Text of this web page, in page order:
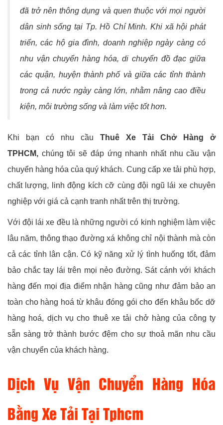
đã trở nên thông dụng và quen thuộc với mọi người
dân sinh sống tại Tp. Hồ Chí Minh. Khi xã hội phát
triển, các hộ gia đình, doanh nghiệp ngày càng có
nhu vận chuyển hàng hóa, di chuyển đồ đạc giữa
các quận, huyện thành phố và giữa các tỉnh thành
trong cả nước ngày càng lớn, nhằm nâng cao điều
kiện, môi trường sống và làm việc tốt hơn.
Khi bạn có nhu cầu Thuê Xe Tải Chở Hàng ở
TPHCM, chúng tôi sẽ đáp ứng nhanh nhất nhu cầu vận
chuyển hàng hóa của quý khách. Cung cấp xe tải phù hợp,
chất lượng, linh động kích cỡ cùng đội ngũ lái xe chuyên
nghiệp với giá cả cạnh tranh nhất trên thị trường.
Với đội lái xe đều là những người có kinh nghiệm làm việc
lâu năm, thông thạo đường xá không chỉ nội thành mà còn
cả các tỉnh lân cận. Có kỹ năng xử lý tình huống tốt, đảm
bảo chắc tay lái trên mọi nẻo đường. Sát cánh với khách
hàng đến mọi địa điểm nhận hàng cũng như đảm bảo an
toàn cho hàng hoá từ khâu đóng gói cho đến khâu bốc dỡ
hàng hoá, dịch vụ cho thuê xe tải chở hàng của công ty
sẵn sàng trở thành bước đệm cho sự thoả mãn nhu cầu
vận chuyển của khách hàng.
Dịch Vụ Vận Chuyển Hàng Hóa
Bằng Xe Tải Tại Tphcm